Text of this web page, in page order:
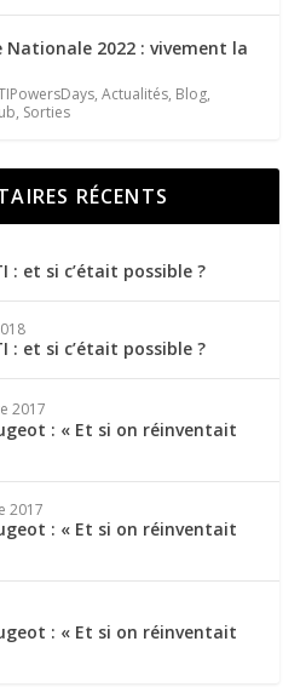
Nationale 2022 : vivement la
,Actualités, Blog,
, Sorties
RÉCENTS
: et si c’était possible ?
: et si c’était possible ?
2017
: « Et si on réinventait
2017
: « Et si on réinventait
: « Et si on réinventait